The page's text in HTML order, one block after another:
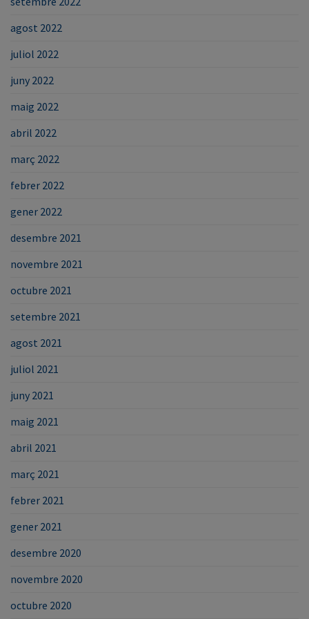
agost 2022
juliol 2022
juny 2022
maig 2022
abril 2022
març 2022
febrer 2022
gener 2022
desembre 2021
novembre 2021
octubre 2021
setembre 2021
agost 2021
juliol 2021
juny 2021
maig 2021
abril 2021
març 2021
febrer 2021
gener 2021
desembre 2020
novembre 2020
octubre 2020